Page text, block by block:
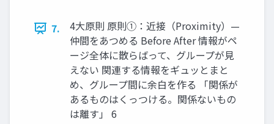
7.
4大原則 原則①：近接（Proximity）—
仲間をあつめる Before After 情報がペ
ージ全体に散らばって、グループが見
えない 関連する情報をギュッとまと
め、グループ間に余白を作る 「関係が
あるものはくっつける。関係ないもの
は離す」 6